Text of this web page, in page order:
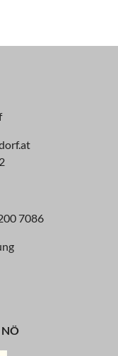
7086